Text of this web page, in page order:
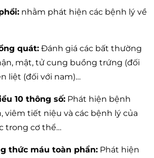
nhằm phát hiện các bệnh lý về
quát: Đánh giá các bất thường
mật, tử cung buồng trứng (đối
liệt (đối với nam)…
10 thông số: Phát hiện bệnh
viêm tiết niệu và các bệnh lý của
trong cơ thể…
thức máu toàn phần: Phát hiện